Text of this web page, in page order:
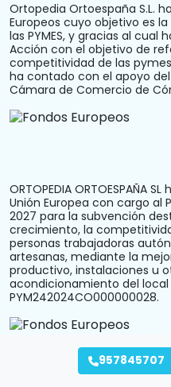
Ortopedia Ortoespaña S.L.
Europeos cuyo objetivo es
las PYMES, y gracias al
Acción con el objetivo de
competitividad de las
ha contado con el apoyo
Cámara de Comercio de
ORTOPEDIA ORTOESPAÑA
Unión Europea con cargo al
2027 para la subvención
crecimiento, la
personas trabajadoras
artesanas, mediante la
productivo, instalaciones u
acondicionamiento del local
PYM242024CO000000028.
957845707